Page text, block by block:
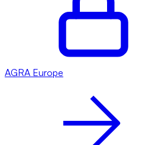
AGRA Europe